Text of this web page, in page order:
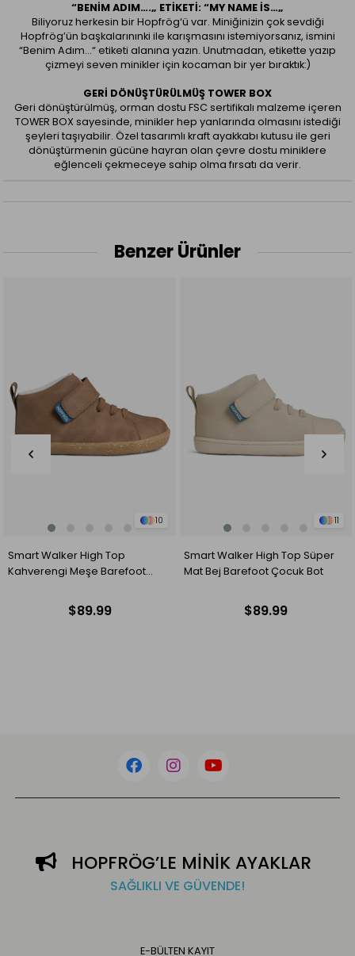
“BENIM ADIM….„ ETIKETI: “MY NAME IS…„
Biliyoruz herkesin bir Hopfrög‘ü var. Miniğinizin çok sevdiği
Hopfrög’ün başkalarınınki ile karışmasını istemiyorsanız, ismini
“Benim Adım…“ etiketi alanına yazın. Unutmadan, etikette yazıp
çizmeyi seven minikler için kocaman bir yer bıraktık:)
GERI DÖNÜŞTÜRÜLMÜŞ TOWER BOX
Geri dönüştürülmüş, orman dostu FSC sertifikalı malzeme içeren
TOWER BOX sayesinde, minikler hep yanlarında olmasını istediği
şeyleri taşıyabilir. Özel tasarımlı kraft ayakkabı kutusu ile geri
dönüştürmenin gücüne hayran olan çevre dostu miniklere
eğlenceli çekmeceye sahip olma fırsatı da verir.
Benzer Ürünler
11
Smart Walker High Top Süper
Mat Bej Barefoot Çocuk Bot
$89.99
11
Smart Walker High Top Pembe
Işık Barefoot Çocuk Bot
$89.99
HOPFRÖG’LE MİNİK AYAKLAR
SAĞLIKLI VE GÜVENDE!
E-BÜLTEN KAYIT